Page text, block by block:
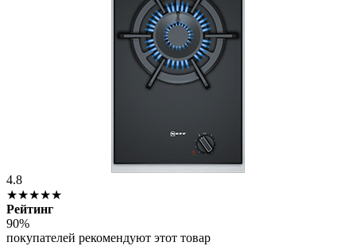
4.8
★★★★★
Рейтинг
90%
покупателей рекомендуют этот товар